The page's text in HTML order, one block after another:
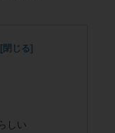
しい